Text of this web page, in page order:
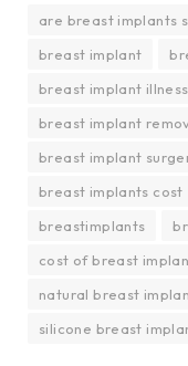
are breast implants
breast implant
breast implant illness
breast implant
breast implant
breast implants cost
breastimplants
cost of breast
natural breast
silicone breast